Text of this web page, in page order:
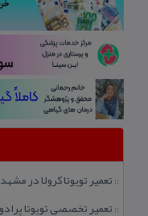
:: تعمیر تویوتا كرولا در
:: تعمیر تخصصی تویوتا